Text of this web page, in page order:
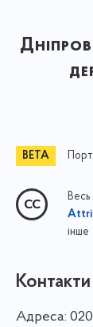
Весь
інше
Контакти
Адреса: